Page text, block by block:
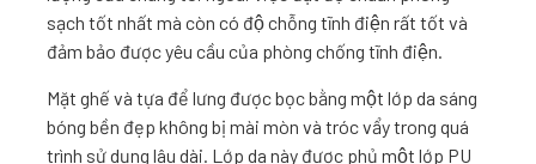
chống tĩnh điện hiểu quả nhất và chất lượng nhất.
Trong môi trường sản xuất phòng sạch và chống tĩnh
điện bạn không thể sử dụng những chiếc ghế thông
thường không có chỗng tĩnh điện. Những chiếc ghế chất
lượng của chúng tôi ngoài việc đạt độ chuẩn phòng